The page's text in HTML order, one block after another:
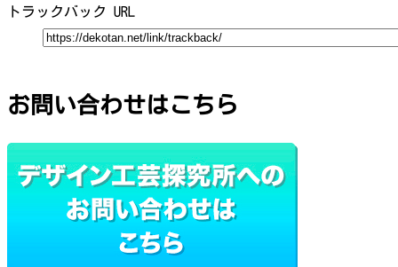
トラックバック URL
お問い合わせはこちら